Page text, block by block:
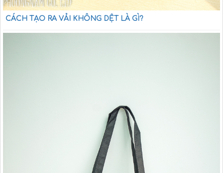
CÁCH TẠO RA VẢI KHÔNG DỆT LÀ GÌ?